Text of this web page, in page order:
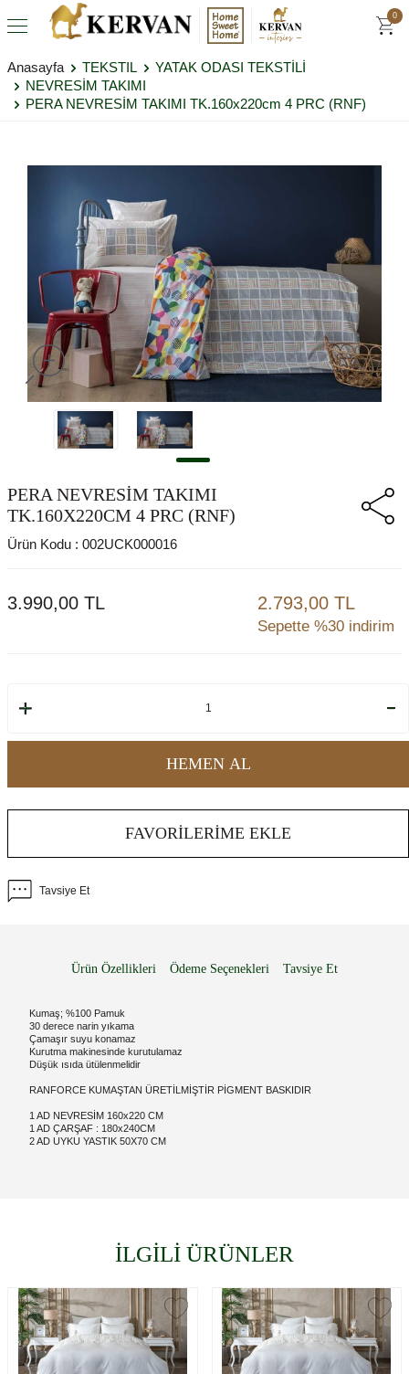
0
Anasayfa TEKSTIL
YATAK ODASI TEKSTİLİ
NEVRESİM TAKIMI
PERA NEVRESİM TAKIMI TK.160x220cm 4 PRC (RNF)
PERA NEVRESİM TAKIMI
TK.160X220CM 4 PRC (RNF)
Ürün Kodu : 002UCK000016
3.990,00 TL 2.793,00 TL
Sepette %30 indirim
HEMEN AL
FAVORILERIME EKLE
Tavsiye Et
Ürün Özellikleri Ödeme Seçenekleri Tavsiye Et
Kumaş; %100 Pamuk
30 derece narin yıkama
Çamaşır suyu konamaz
Kurutma makinesinde kurutulamaz
Düşük ısıda ütülenmelidir
RANFORCE KUMAŞTAN ÜRETİLMİŞTİR PİGMENT BASKIDIR
1 AD NEVRESİM 160x220 CM
1 AD ÇARŞAF : 180x240CM
2 AD UYKU YASTIK 50X70 CM
İLGİLİ ÜRÜNLER